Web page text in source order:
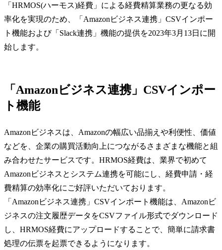
「HRMOS(ハーモス)経費」による経費精算業務の更なる効
率化を実現のため、「Amazonビジネス連携」CSVインポー
ト機能および「Slack連携」機能の提供を2023年3月13日に開
始します。
「Amazonビジネス連携」CSVインポー
ト機能
Amazonビジネスは、Amazonの幅広い品揃えや利便性、価値
などを、企業の購買活動向上につながるさまざまな機能と組
み合わせたサービスです。HRMOS経費は、業界で初めて
Amazonビジネスとシステム連携を可能にし、経費申請・経
費精算の効率化にご好評いただいております。
「Amazonビジネス連携」CSVインポート機能は、Amazonビ
ジネスの注文履歴データをCSVファイル形式でダウンロード
し、HRMOS経費にアップロードすることで、簡単に請求書
処理の伝票を起票できるようになります。